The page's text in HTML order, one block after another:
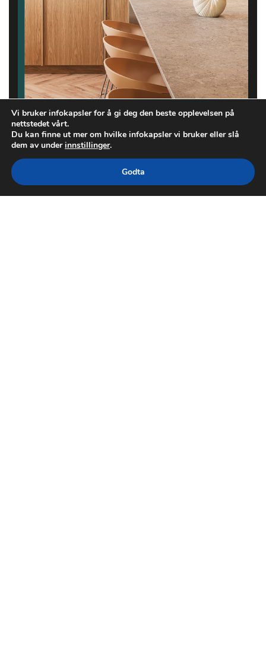
Vi bruker infokapsler for å gi deg den beste opplevelsen på
nettstedet vårt.
Du kan finne ut mer om hvilke infokapsler vi bruker eller slå
dem av underinnstillinger.
Godta